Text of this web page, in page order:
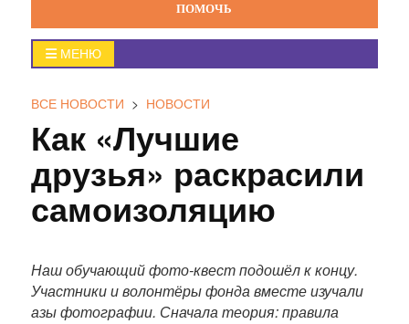
ПОМОЧЬ
Главное
меню
МЕНЮ
ВСЕ НОВОСТИ > НОВОСТИ
Как «Лучшие
друзья» раскрасили
самоизоляцию
л
н
ы
Наш обучающий фото-квест подошёл к концу.
Участники и волонтёры фонда вместе изучали
азы фотографии. Сначала теория: правила